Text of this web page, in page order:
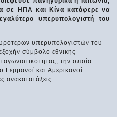
σε ΗΠΑ και Κίνα κατάφερε να
υπερυπολογιστή του
υπερυπολογιστών του
σύμβολο εθνικής
την οποία
και Αμερικανοί
ανακατατάξεις.